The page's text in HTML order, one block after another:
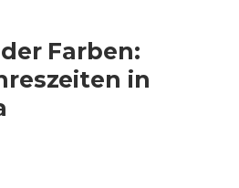
Farben:
in